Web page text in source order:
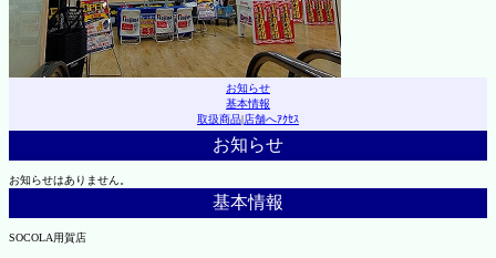
お知らせ
基本情報
取扱商品|店舗へｱｸｾｽ
お知らせ
お知らせはありません。
基本情報
SOCOLA用賀店